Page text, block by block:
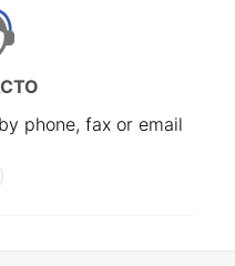
phone, fax or email